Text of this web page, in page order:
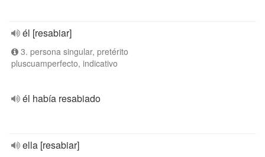
él [resabiar]
3. persona singular, pretérito
pluscuamperfecto, indicativo
él había resabiado
ella [resabiar]